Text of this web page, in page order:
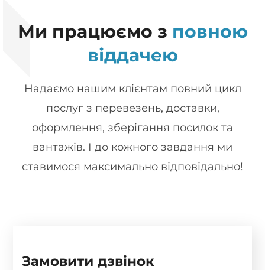
Ми працюємо з повною
віддачею
Надаємо нашим клієнтам повний цикл
послуг з перевезень, доставки,
оформлення, зберігання посилок та
вантажів. І до кожного завдання ми
ставимося максимально відповідально!
Замовити дзвінок